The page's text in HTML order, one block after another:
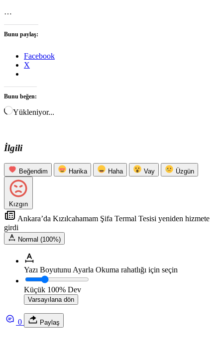
…
Bunu paylaş:
Facebook
X
Bunu beğen:
Yükleniyor...
İlgili
Beğendim Harika Haha Vay Üzgün
Kızgın
Ankara’da Kızılcahamam Şifa Termal Tesisi yeniden hizmete
girdi
Normal (100%)
Yazı Boyutunu Ayarla Okuma rahatlığı için seçin
Küçük 100% Dev
Varsayılana dön
0 Paylaş